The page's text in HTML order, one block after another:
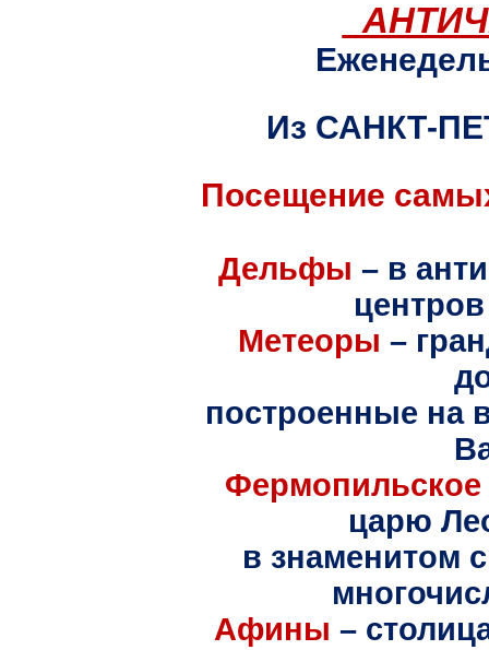
Из САНКТ-
Посещение
Дельфы – в
Метеоры –
построенные на
царю
в знаменитом
Афины –